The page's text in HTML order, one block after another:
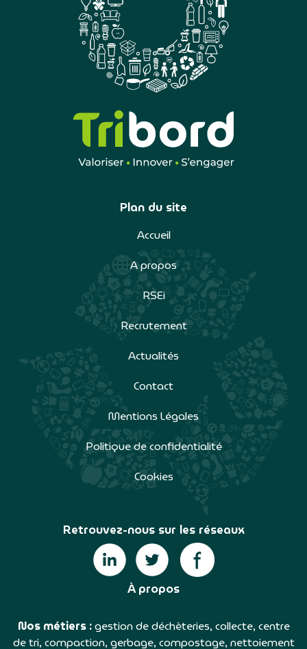
Plan du site
Accueil
A propos
RSEi
Recrutement
Actualités
Contact
Mentions Légales
Politique de confidentialité
Cookies
Retrouvez-nous sur les réseaux
À propos
Nos métiers :gestion de déchèteries, collecte, centre
de tri, compaction, gerbage, compostage, nettoiement